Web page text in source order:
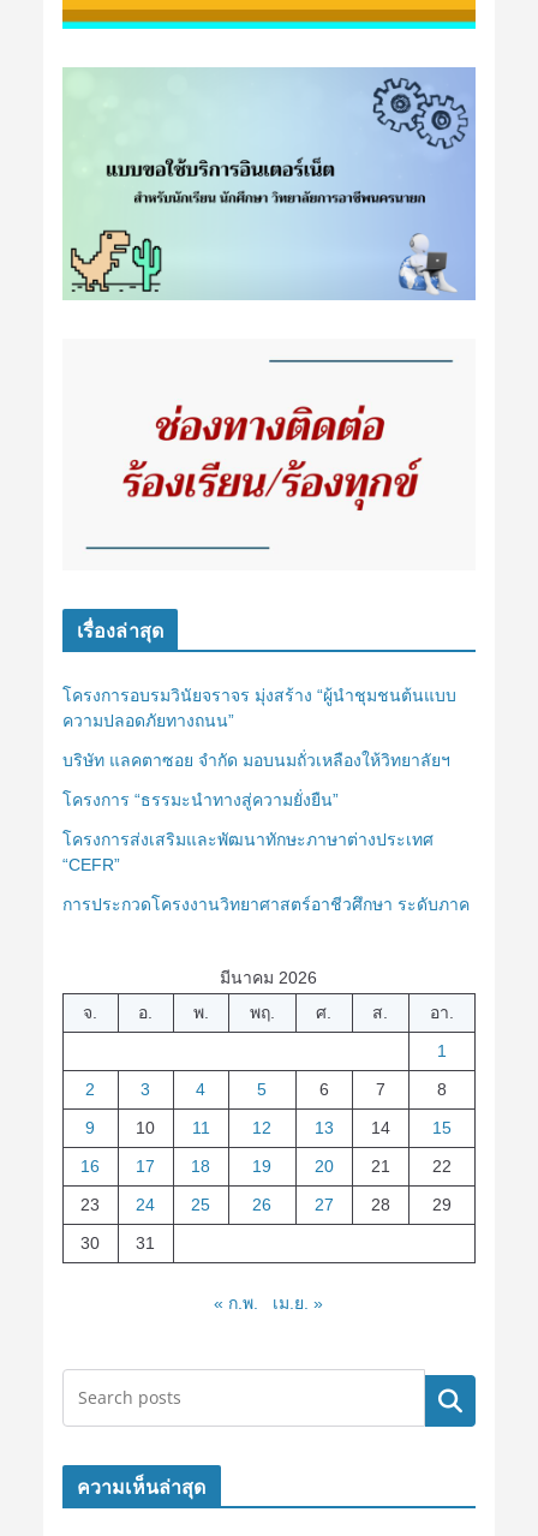
เรื่องล่าสุด
โครงการอบรมวินัยจราจร มุ่งสร้าง “ผู้นำชุมชนต้นแบบ
ความปลอดภัยทางถนน”
บริษัท แลคตาซอย จำกัด มอบนมถั่วเหลืองให้วิทยาลัยฯ
โครงการ “ธรรมะนำทางสู่ความยั่งยืน”
โครงการส่งเสริมและพัฒนาทักษะภาษาต่างประเทศ
“CEFR”
การประกวดโครงงานวิทยาศาสตร์อาชีวศึกษา ระดับภาค
มีนาคม 2026
จ.
อ. พ. พฤ. ศ. ส.
อา.
1
2
3 4 5 6 7
8
9
10 11 12 13 14
15
16
17 18 19 20 21
22
23
24 25 26 27 28
29
30
31
« ก.พ. เม.ย. »
ค้นหา
ความเห็นล่าสุด